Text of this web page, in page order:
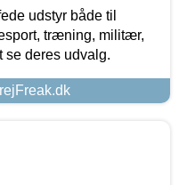
udstyr både til
træning, militær,
se deres udvalg.